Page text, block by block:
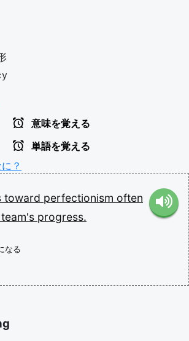
意味を覚える
単語を覚える
？
toward perfectionism often
team's progress.
なる